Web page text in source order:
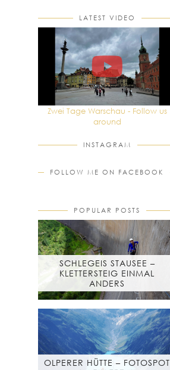
LATEST VIDEO
Zwei Tage Warschau - Follow us
around
INSTAGRAM
FOLLOW ME ON FACEBOOK
POPULAR POSTS
SCHLEGEIS STAUSEE –
KLETTERSTEIG EINMAL
ANDERS
OLPERER HÜTTE – FOTOSPOT